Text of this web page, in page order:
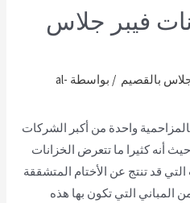
فيبر جلاس
بالقصيم / بواسطة al-
واحدة من أكبر الشركات
أنه كثيرا ما تتعرض الخزانات
قد تنتج عن الأختام المتشققة
التي تكون بها هذه